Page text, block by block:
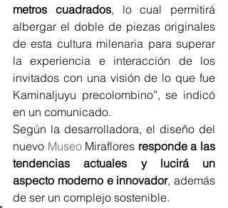
metros cuadrados, lo cual permitirá
albergar el doble de piezas originales
de esta cultura milenaria para superar
la experiencia e interacción de los
invitados con una visión de lo que fue
Kaminaljuyu precolombino”, se indicó
en un comunicado.
Según la desarrolladora, el diseño del
nuevo Museo Miraflores responde a las
tendencias actuales y lucirá un
aspecto moderno e innovador, además
de ser un complejo sostenible.